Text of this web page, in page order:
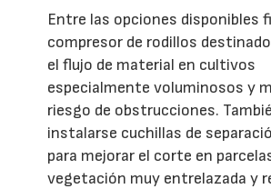
Entre las opciones disponibles
compresor de rodillos
el flujo de material en cultivos
especialmente voluminosos y
riesgo de obstrucciones.
instalarse cuchillas de
para mejorar el corte en
vegetación muy entrelazada y